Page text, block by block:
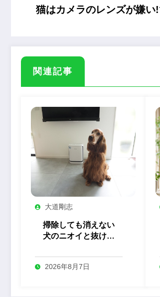
猫はカメラのレンズが嫌い
関連記事
大道剛志
掃除しても消えない
犬のニオイと抜け
た「空気管理」の答
え
2026年8月7日